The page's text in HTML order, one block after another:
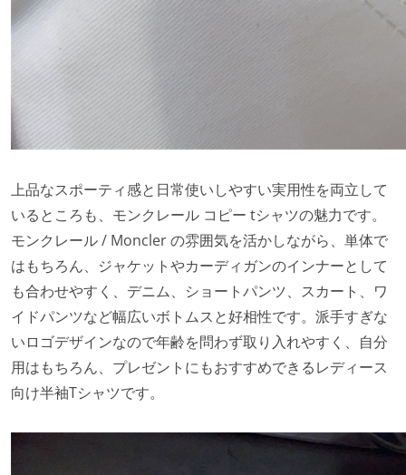
上品なスポーティ感と日常使いしやすい実用性を両立して
いるところも、モンクレール コピー tシャツの魅力です。
モンクレール / Moncler の雰囲気を活かしながら、単体で
はもちろん、ジャケットやカーディガンのインナーとして
も合わせやすく、デニム、ショートパンツ、スカート、ワ
イドパンツなど幅広いボトムスと好相性です。派手すぎな
いロゴデザインなので年齢を問わず取り入れやすく、自分
用はもちろん、プレゼントにもおすすめできるレディース
向け半袖Tシャツです。